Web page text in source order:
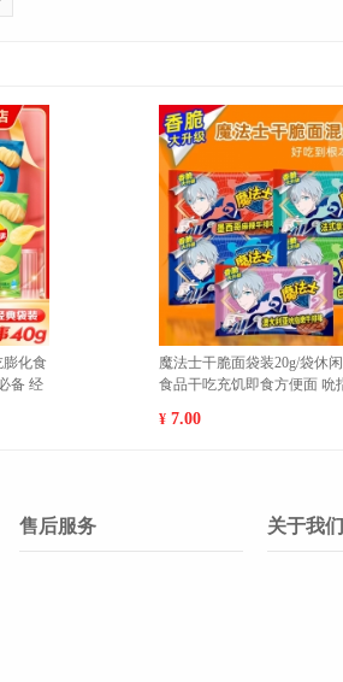
薇诺娜舒敏保湿特护霜敏感肌补水修
护屏障面霜护肤品维稳 50g
售后服务 关于我们